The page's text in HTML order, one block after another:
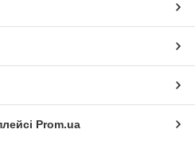
Prom.ua